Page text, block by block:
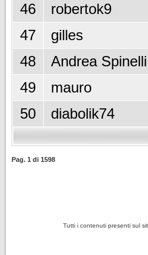
46
robertok9
47
gilles
48
Andrea Spinelli
49
mauro
50
diabolik74
Pag. 1 di 1598
Tutti i contenuti presenti sul